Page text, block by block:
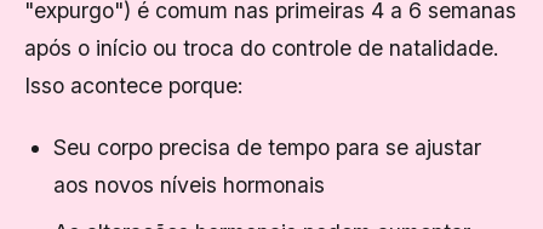
"expurgo") é comum nas primeiras 4 a 6 semanas
após o início ou troca do controle de natalidade.
Isso acontece porque:
Seu corpo precisa de tempo para se ajustar
aos novos níveis hormonais